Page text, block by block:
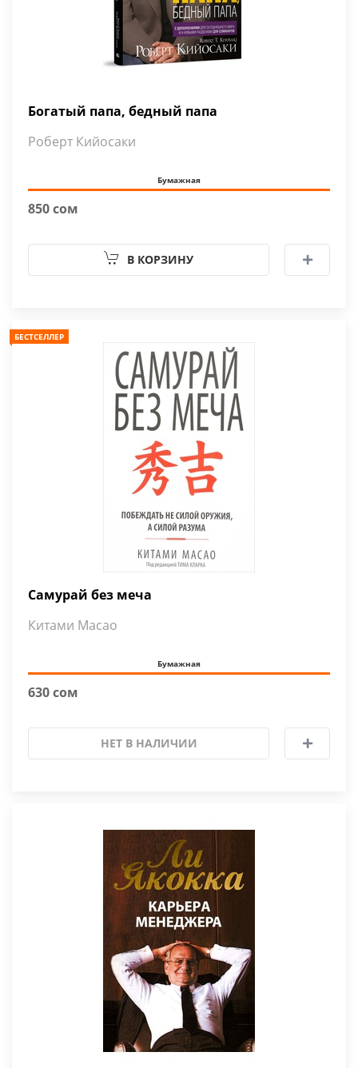
Богатый папа, бедный папа
Роберт Кийосаки
Бумажная
850 сом
В КОРЗИНУ
БЕСТСЕЛЛЕР
Самурай без меча
Китами Масао
Бумажная
630 сом
НЕТ В НАЛИЧИИ